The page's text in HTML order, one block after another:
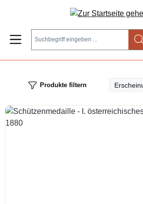
Zum Hauptinhalt springen
Produkte filtern